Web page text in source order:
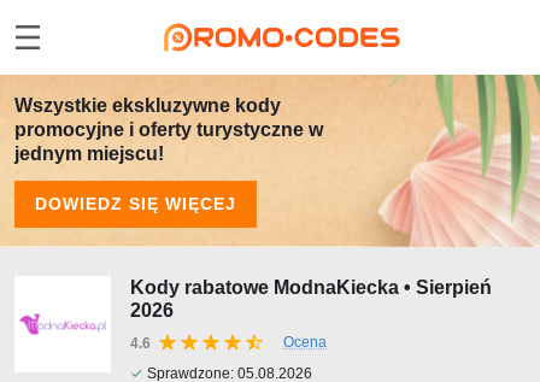
Wszystkie ekskluzywne kody
promocyjne i oferty turystyczne w
jednym miejscu!
DOWIEDZ SIĘ WIĘCEJ
Kody rabatowe ModnaKiecka • Sierpień
2026
4.6
Ocena
✓ Sprawdzone: 05.08.2026